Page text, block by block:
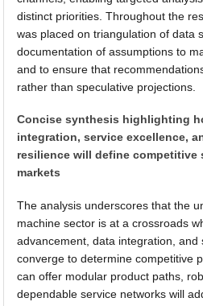
distinct priorities. Throughout the
was placed on triangulation of data
documentation of assumptions to
and to ensure that
rather than speculative projections.
Concise synthesis highlighting
integration, service excellence,
resilience will define competitive
markets
The analysis underscores that the
machine sector is at a crossroads
advancement, data integration, and
converge to determine competitive
can offer modular product paths,
dependable service networks will